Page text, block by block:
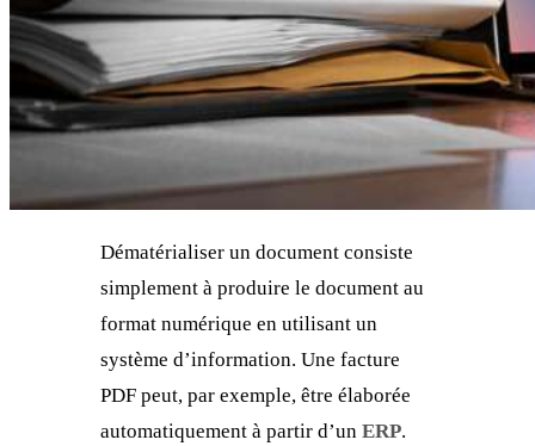
Dématérialiser un document consiste
simplement à produire le document au
format numérique en utilisant un
système d’information. Une facture
PDF peut, par exemple, être élaborée
automatiquement à partir d’un ERP.